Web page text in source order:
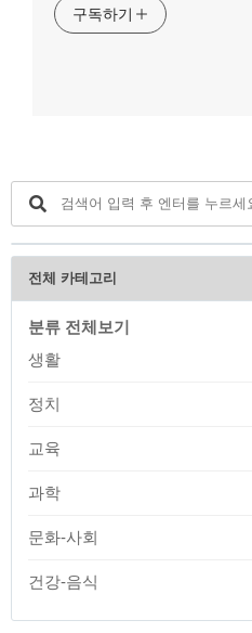
구독하기
전체 카테고리
분류 전체보기
생활
정치
교육
과학
문화-사회
건강-음식